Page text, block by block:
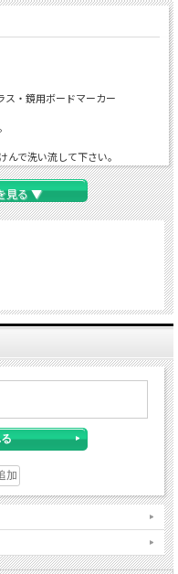
ス・鏡用ボードマーカー
で洗い流して下さい。
意してください。
て下さい。
れの原因になります。
見る ▼